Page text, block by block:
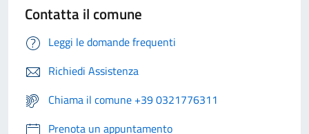
Contatta il comune
Leggi le domande frequenti
Richiedi Assistenza
Chiama il comune +39 0321776311
Prenota un appuntamento